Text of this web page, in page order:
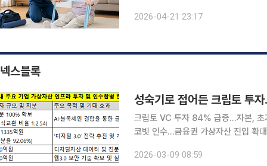
서고 있다. 21일 국회 소통관에서
2026-04-21 23:17
넥스블록
성숙기로 접어든 크립토 투
크립토 VC 투자 84% 급증…자본, 초
코빗 인수…금융권 가상자산 진입 확
업 위주에서 검증된 비즈니스 모델을
2026-03-09 08:59